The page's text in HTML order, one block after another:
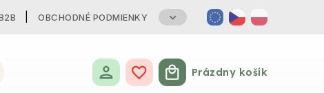
OBCHODNÉ PODMIENKY
Nákupný košík
Prázdny košík